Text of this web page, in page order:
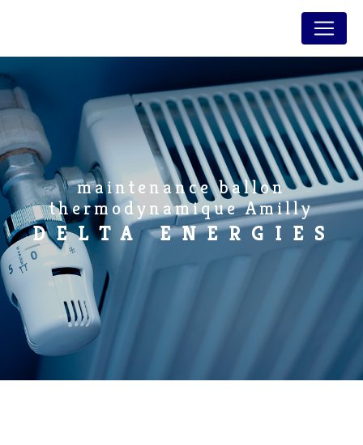
maintenance ballon
thermodynamique Amilly
DELTA ENERGIES